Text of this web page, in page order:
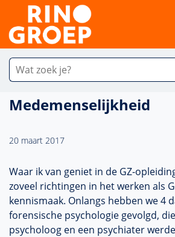
Medemenselijkheid
20 maart 2017
Waar ik van geniet in de GZ-
zoveel richtingen in het werken als
kennismaak. Onlangs hebben we 4
forensische psychologie gevolgd,
psycholoog en een psychiater